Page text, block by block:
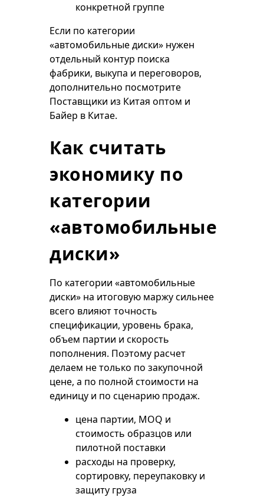
конкретной группе
Если по категории
«автомобильные диски» нужен
отдельный контур поиска
фабрики, выкупа и переговоров,
дополнительно посмотрите
Поставщики из Китая оптом и
Байер в Китае.
Как считать
экономику по
категории
«автомобильные
диски»
По категории «автомобильные
диски» на итоговую маржу сильнее
всего влияют точность
спецификации, уровень брака,
объем партии и скорость
пополнения. Поэтому расчет
делаем не только по закупочной
цене, а по полной стоимости на
единицу и по сценарию продаж.
цена партии, MOQ и
стоимость образцов или
пилотной поставки
расходы на проверку,
сортировку, переупаковку и
защиту груза